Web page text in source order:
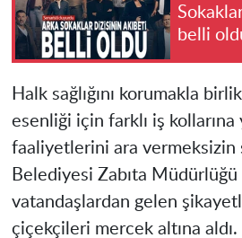
belli
Halk sağlığını korumakla
esenliği için farklı iş
faaliyetlerini ara vermeksizin
Belediyesi Zabıta
vatandaşlardan gelen
çiçekçileri mercek altına